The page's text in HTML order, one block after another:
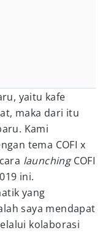
yaitu kafe
maka dari itu
Kami
tema COFI x
launchingCOFI
ini.
yang
saya mendapat
kolaborasi